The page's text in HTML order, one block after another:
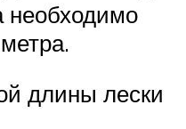
необходимо
длины лески